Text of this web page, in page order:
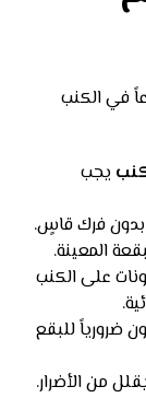
في الكنب
يجب
بدون فرك قاسٍ.
المعينة.
على الكنب
ضرورياً للبقع
من الأضرار.